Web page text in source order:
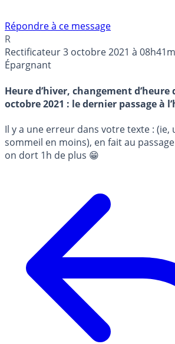
Répondre à ce message
R
Rectificateur3 octobre 2021 à
Épargnant
Heure d’hiver, changement d’heure
octobre 2021 : le dernier passage à
Il y a une erreur dans votre texte : (ie,
sommeil en moins), en fait au passage
on dort 1h de plus 😁